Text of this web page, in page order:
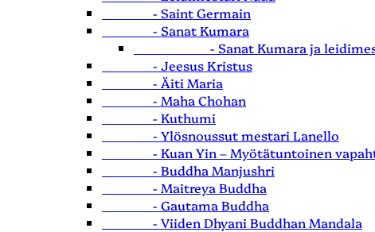
- Saint Germain
- Sanat Kumara
- Sanat Kumara ja
- Jeesus Kristus
- Äiti Maria
- Maha Chohan
- Kuthumi
- Ylösnoussut mestari Lanello
- Kuan Yin – Myötätuntoinen
- Buddha Manjushri
- Maitreya Buddha
- Gautama Buddha
- Viiden Dhyani Buddhan Mandala